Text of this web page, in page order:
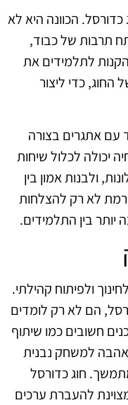
כדורסל. הכוונה היא לא
תרבות של כבוד,
לתלמידים את
כדי ליצור
עם אתגרים בצורה
יכולה לכלול שיחות
ולבנות אמון בין
לא רק להצלחות
בין התלמידים.
ולפיתוח קהילתי.
הם לא רק לומדים
חשובים כמו שיתוף
למשחק נבנית
מתמשך. חוג כדורסל
להעברת ערכים